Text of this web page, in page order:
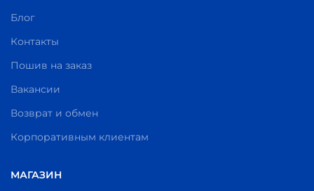
Блог
Контакты
Пошив на заказ
Вакансии
Возврат и обмен
Корпоративным клиентам
МАГАЗИН